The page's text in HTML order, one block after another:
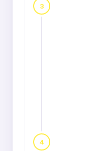
3
4